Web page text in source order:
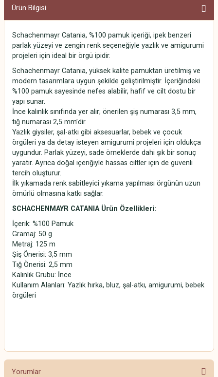
Ürün Bilgisi
Schachenmayr Catania, %100 pamuk içeriği, ipek benzeri
parlak yüzeyi ve zengin renk seçeneğiyle yazlık ve amigurumi
projeleri için ideal bir örgü ipidir.
Schachenmayr Catania, yüksek kalite pamuktan üretilmiş ve
modern tasarımlara uygun şekilde geliştirilmiştir. İçeriğindeki
%100 pamuk sayesinde nefes alabilir, hafif ve cilt dostu bir
yapı sunar.
İnce kalınlık sınıfında yer alır; önerilen şiş numarası 3,5 mm,
tığ numarası 2,5 mm’dir.
Yazlık giysiler, şal-atkı gibi aksesuarlar, bebek ve çocuk
örgüleri ya da detay isteyen amigurumi projeleri için oldukça
uygundur. Parlak yüzeyi, sade örneklerde dahi şık bir sonuç
yaratır. Ayrıca doğal içeriğiyle hassas ciltler için de güvenli
tercih oluşturur.
İlk yıkamada renk sabitleyici yıkama yapılması örgünün uzun
ömürlü olmasına katkı sağlar.
SCHACHENMAYR CATANIA Ürün Özellikleri:
İçerik: %100 Pamuk
Gramaj: 50 g
Metraj: 125 m
Şiş Önerisi: 3,5 mm
Tığ Önerisi: 2,5 mm
Kalınlık Grubu: İnce
Kullanım Alanları: Yazlık hırka, bluz, şal-atkı, amigurumi, bebek
örgüleri
Yorumlar